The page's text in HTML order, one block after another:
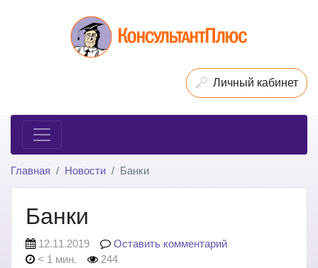
Личный кабинет
Главная Новости Банки
Банки
12.11.2019
Оставить комментарий
< 1 мин.
244